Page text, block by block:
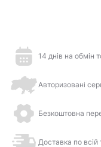
14 днів на обмін
Авторизовані
Безкоштовна
Доставка по всій